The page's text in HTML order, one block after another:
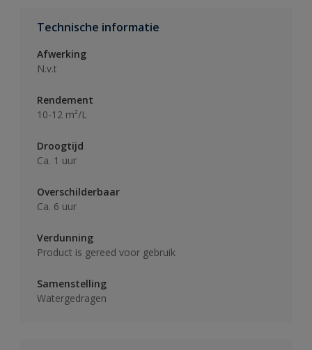
Technische informatie
Afwerking
N.v.t
Rendement
10-12 m²/L
Droogtijd
Ca. 1 uur
Overschilderbaar
Ca. 6 uur
Verdunning
Product is gereed voor gebruik
Samenstelling
Watergedragen